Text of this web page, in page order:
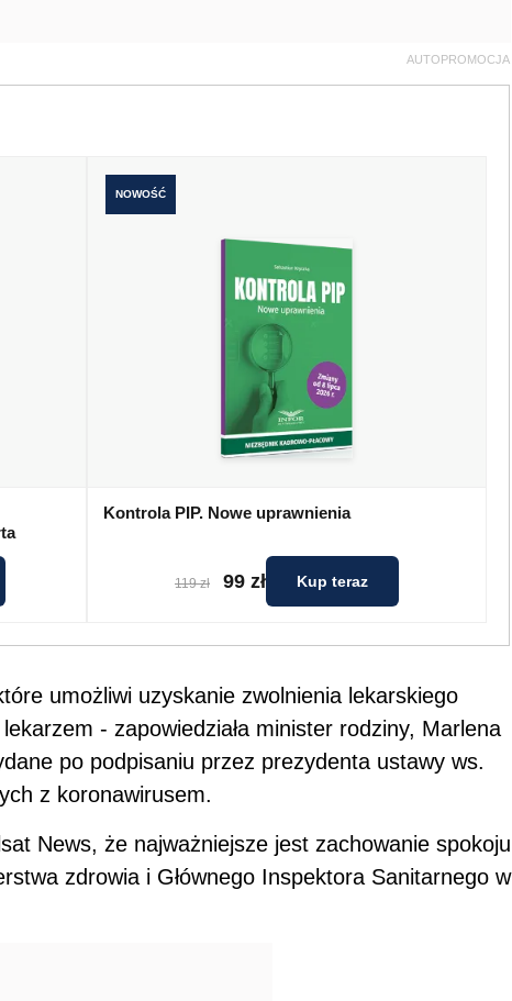
AUTOPROMOCJA
NOWOŚĆ
Kontrola PIP. Nowe uprawnienia
119 zł 99 zł Kup teraz
umożliwi uzyskanie zwolnienia lekarskiego
- zapowiedziała minister rodziny, Marlena
po podpisaniu przez prezydenta ustawy ws.
z koronawirusem.
News, że najważniejsze jest zachowanie spokoju
zdrowia i Głównego Inspektora Sanitarnego w